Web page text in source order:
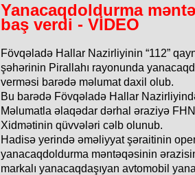
Yanacaqdoldurma
baş verdi - VİDEO
Fövqəladə Hallar Nazirliyinin “112”
şəhərinin Pirallahı rayonunda
verməsi barədə məlumat daxil olub.
Bu barədə Fövqəladə Hallar
Məlumatla əlaqədar dərhal əraziyə
Xidmətinin qüvvələri cəlb olunub.
Hadisə yerində əməliyyat şəraitinin
yanacaqdoldurma məntəqəsinin
markalı yanacaqdaşıyan avtomobil